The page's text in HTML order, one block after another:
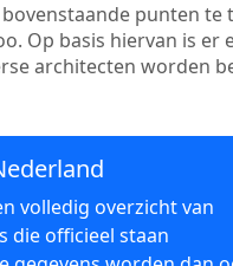
punten te
Op basis hiervan is
architecten worden
volledig overzicht van
die officieel staan